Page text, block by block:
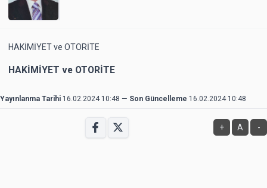
HAKİMİYET ve OTORİTE
HAKİMİYET ve OTORİTE
Yayınlanma Tarihi 16.02.2024 10:48 — Son Güncelleme 16.02.2024 10:48
+ A -